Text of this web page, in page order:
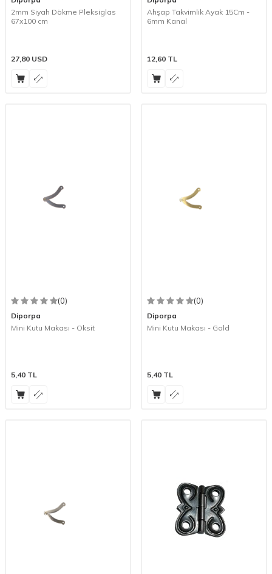
2mm Siyah Dökme Pleksiglas
67x100 cm
27,80 USD
Ahşap Takvimlik Ayak 15Cm -
6mm Kanal
12,60 TL
(0)
Diporpa
Mini Kutu Makası - Oksit
5,40 TL
(0)
Diporpa
Mini Kutu Makası - Gold
5,40 TL